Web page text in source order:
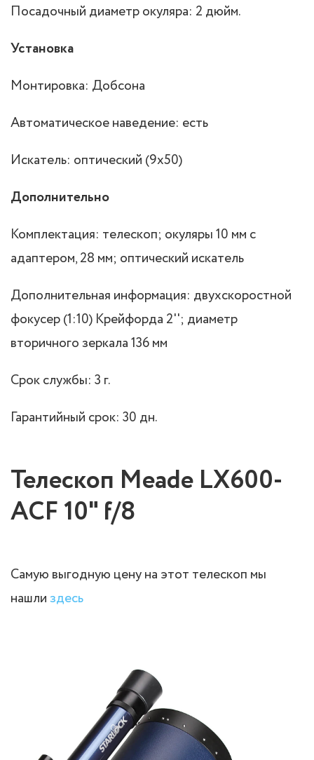
Посадочный диаметр окуляра: 2 дюйм.
Установка
Монтировка: Добсона
Автоматическое наведение: есть
Искатель: оптический (9x50)
Дополнительно
Комплектация: телескоп; окуляры 10 мм с
адаптером, 28 мм; оптический искатель
Дополнительная информация: двухскоростной
фокусер (1:10) Крейфорда 2''; диаметр
вторичного зеркала 136 мм
Срок службы: 3 г.
Гарантийный срок: 30 дн.
Телескоп Meade LX600-
ACF 10" f/8
Самую выгодную цену на этот телескоп мы
нашлиздесь